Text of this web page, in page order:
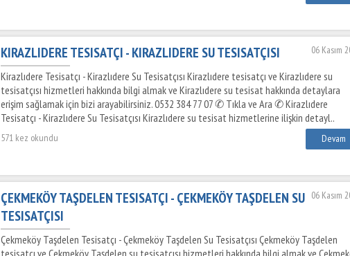
06 Kasım
KIRAZLIDERE TESISATÇI - KIRAZLIDERE SU TESISATÇISI
Kirazlıdere Tesisatçı - Kirazlıdere Su Tesisatçısı Kirazlıdere tesisatçı ve Kirazlıdere su
tesisatçısı hizmetleri hakkında bilgi almak ve Kirazlıdere su tesisat hakkında detaylara
erişim sağlamak için bizi arayabilirsiniz. 0532 384 77 07 ✆ Tıkla ve Ara ✆ Kirazlıdere
Tesisatçı - Kirazlıdere Su Tesisatçısı Kirazlıdere su tesisat hizmetlerine ilişkin detayl..
571 kez okundu Devam
06 Kasım
ÇEKMEKÖY TAŞDELEN TESISATÇI - ÇEKMEKÖY TAŞDELEN SU
TESISATÇISI
Çekmeköy Taşdelen Tesisatçı - Çekmeköy Taşdelen Su Tesisatçısı Çekmeköy Taşdelen
tesisatçı ve Çekmeköy Taşdelen su tesisatçısı hizmetleri hakkında bilgi almak ve